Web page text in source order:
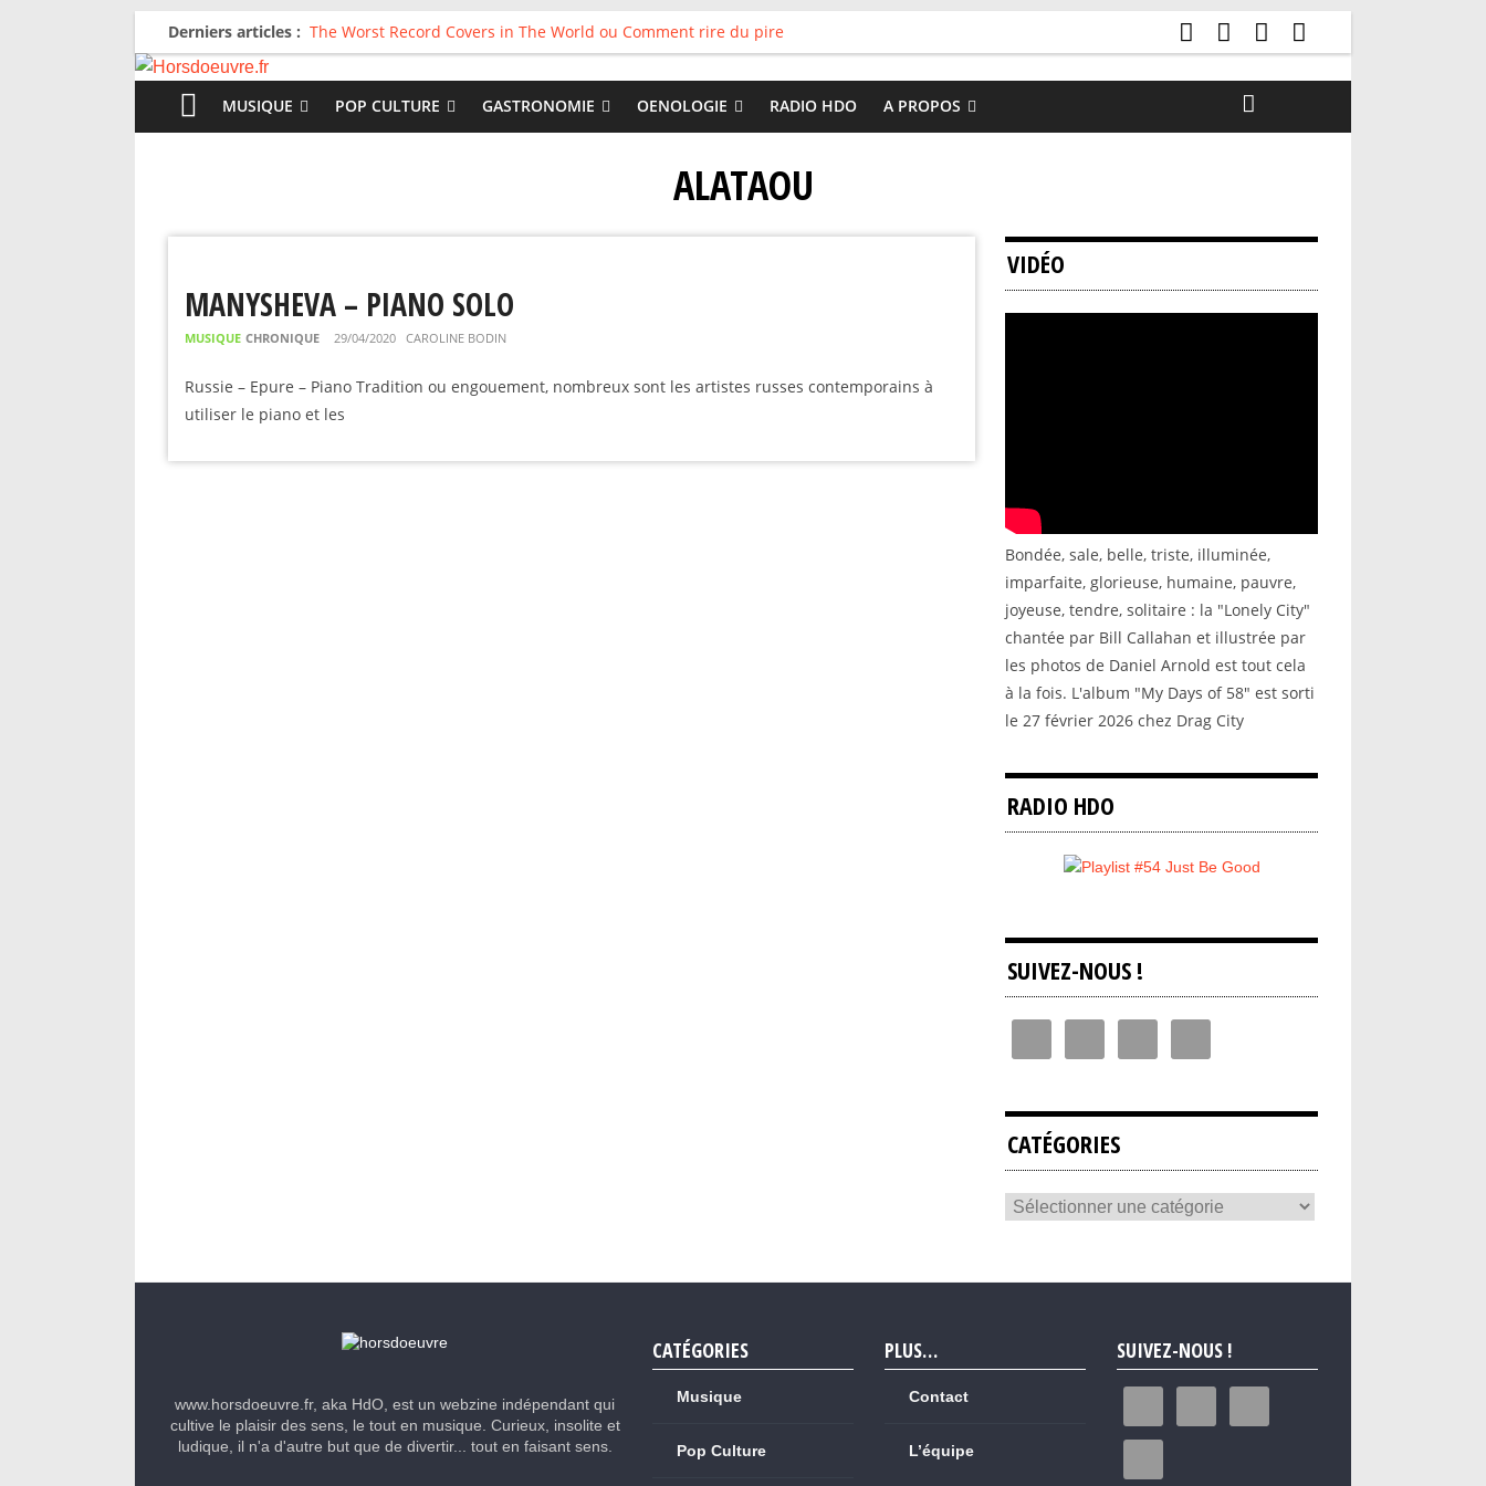
Derniers articles : The Worst Record Covers in The World ou Comment rire du pire
Avril 2026 : C’est dans les vieux pots qu’on fait les meilleurs loops !
Salvaation : Electro Ladyland
For The First Time, Again : Tyler Ballgame plie le game
Radio HDO #54 : Just be Good
MUSIQUE POP CULTURE GASTRONOMIE OENOLOGIE RADIO HDO A PROPOS
ALATAOU
MANYSHEVA – PIANO SOLO
MUSIQUE CHRONIQUE 29/04/2020 CAROLINE BODIN
Russie – Epure – Piano Tradition ou engouement, nombreux sont les artistes russes contemporains à
utiliser le piano et les
VIDÉO
Bondée, sale, belle, triste, illuminée,
imparfaite, glorieuse, humaine, pauvre,
joyeuse, tendre, solitaire : la "Lonely City"
chantée par Bill Callahan et illustrée par
les photos de Daniel Arnold est tout cela
à la fois. L'album "My Days of 58" est sorti
le 27 février 2026 chez Drag City
RADIO HDO
SUIVEZ-NOUS !
CATÉGORIES
www.horsdoeuvre.fr, aka HdO, est un webzine indépendant qui
cultive le plaisir des sens, le tout en musique. Curieux, insolite et
ludique, il n'a d'autre but que de divertir... tout en faisant sens.
CATÉGORIES
Musique
Pop Culture
PLUS…
Contact
L’équipe
SUIVEZ-NOUS !